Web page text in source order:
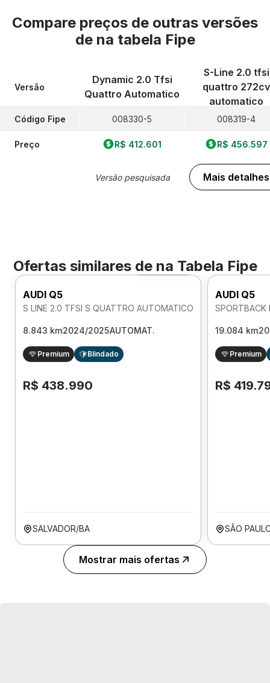
Compare preços de outras versões
de na tabela Fipe
Versão
Código Fipe
Preço
Dynamic 2.0 Tfsi
Quattro Automatico
008330-5
R$ 412.601
Versão pesquisada
S-Line 2.0 tfsi
quattro 272cv
automatico
008319-4
R$ 456.597
Mais detalhes
Ofertas similares de na Tabela Fipe
Foto 360º
AUDI Q5
S LINE 2.0 TFSI S QUATTRO AUTOMATICO
8.843 km2024/2025AUTOMAT.
Premium Blindado
R$ 438.990
SALVADOR/BA
AUDI Q5
19.084 km
Premium
R$
SÃO
Mostrar mais ofertas